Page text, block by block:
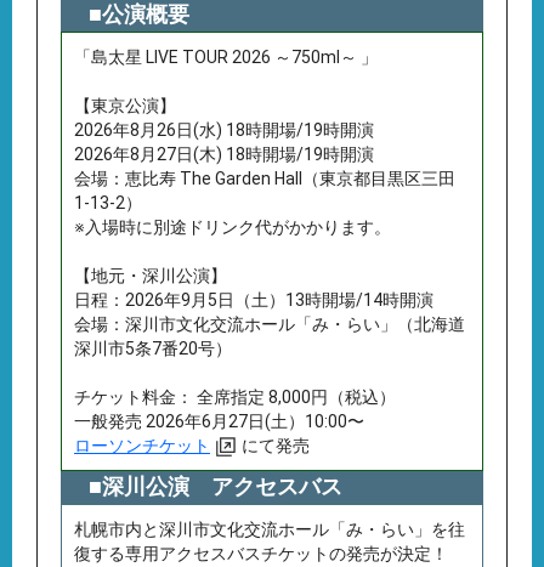
■公演概要
「島太星 LIVE TOUR 2026 ～750ml～ 」
【東京公演】
2026年8月26日(水) 18時開場/19時開演
2026年8月27日(木) 18時開場/19時開演
会場：恵比寿 The Garden Hall（東京都目黒区三田
1-13-2）
※入場時に別途ドリンク代がかかります。
【地元・深川公演】
日程：2026年9月5日（土）13時開場/14時開演
会場：深川市文化交流ホール「み・らい」（北海道
深川市5条7番20号）
チケット料⾦： 全席指定 8,000円（税込）
一般発売 2026年6月27日(土）10:00〜
ローソンチケット
にて発売
■深川公演 アクセスバス
札幌市内と深川市文化交流ホール「み・らい」を往
復する専用アクセスバスチケットの発売が決定！